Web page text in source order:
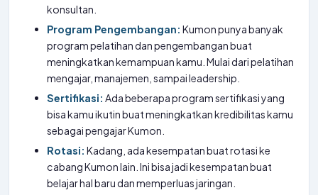
konsultan.
Program Pengembangan: Kumon punya banyak
program pelatihan dan pengembangan buat
meningkatkan kemampuan kamu. Mulai dari pelatihan
mengajar, manajemen, sampai leadership.
Sertifikasi: Ada beberapa program sertifikasi yang
bisa kamu ikutin buat meningkatkan kredibilitas kamu
sebagai pengajar Kumon.
Rotasi: Kadang, ada kesempatan buat rotasi ke
cabang Kumon lain. Ini bisa jadi kesempatan buat
belajar hal baru dan memperluas jaringan.